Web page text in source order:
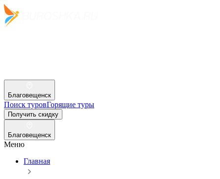
Благовещенск
Поиск туровГорящие туры
Получить скидку
Благовещенск
Меню
Главная